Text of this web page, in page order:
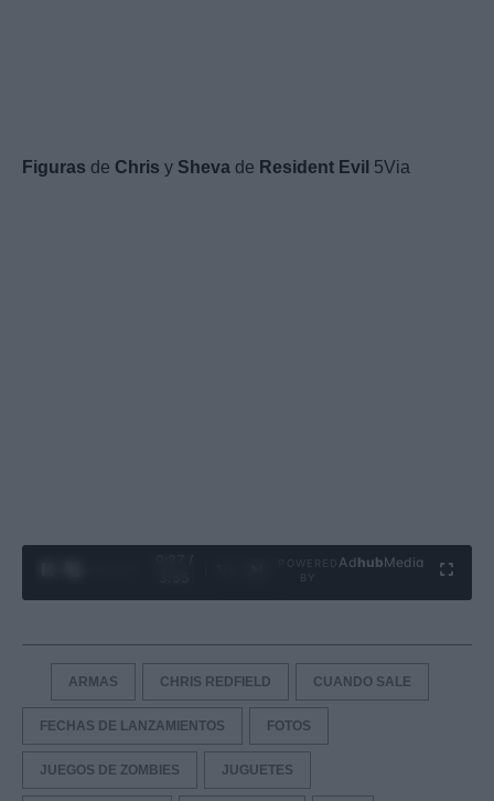
Figuras de Chris y Sheva de Resident Evil 5Via
Ad hubMedia
ARMAS CHRIS REDFIELD CUANDO SALE
FECHAS DE LANZAMIENTOS FOTOS
JUEGOS DE ZOMBIES JUGUETES